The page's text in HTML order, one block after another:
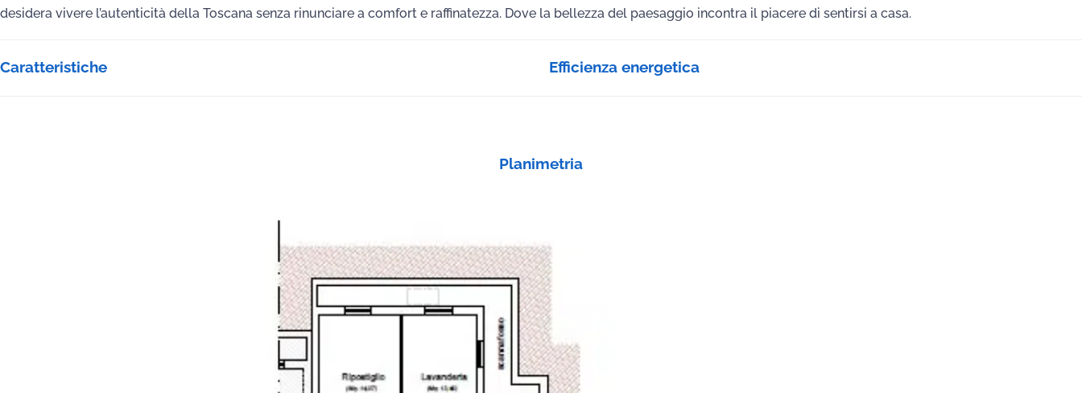
desidera vivere l’autenticità della Toscana senza rinunciare a comfort e raffinatezza. Dove la bellezza del paesaggio incontra il piacere di sentirsi a casa.
Caratteristiche Efficienza energetica
Planimetria